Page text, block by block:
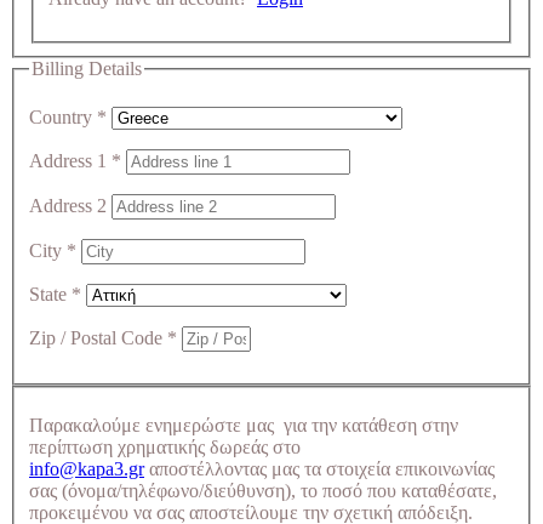
Billing Details
Country *
Address 1 *
Address 2
City *
State *
Zip / Postal Code *
Παρακαλούμε ενημερώστε μας για την κατάθεση στην
περίπτωση χρηματικής δωρεάς στο
info@kapa3.grαποστέλλοντας μας τα στοιχεία επικοινωνίας
σας (όνομα/τηλέφωνο/διεύθυνση), το ποσό που καταθέσατε,
προκειμένου να σας αποστείλουμε την σχετική απόδειξη.